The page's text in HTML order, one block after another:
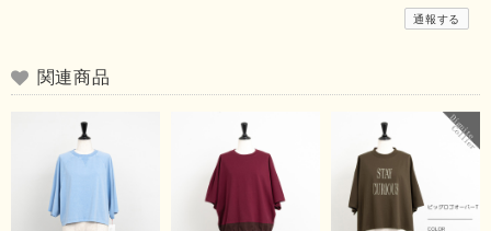
この度は商品のお買い上げありがとうございました。 無事に
お手元に届き、気に入っていただけて安心いたしました！
材感。 楽しい夏を過ごしてくださいませ。 ありがとうござい
まいした。 またのご縁を楽しみにお待ちしております。
2026/06/26
通報する
関連商品